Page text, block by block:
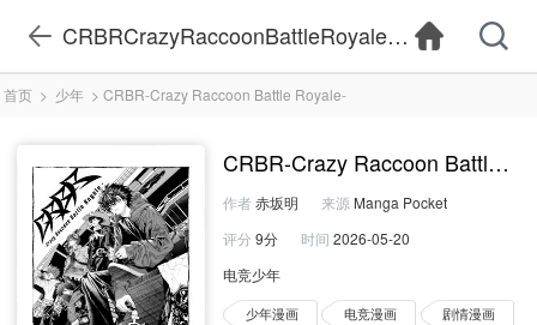
CRBRCrazyRaccoonBattleRoyale漫画在线观看
首页 > 少年 > CRBR-Crazy Raccoon Battle Royale-
CRBR-Crazy Raccoon Battle
作者 赤坂明 来源 Manga Pocket
评分 9分 时间 2026-05-20
电竞少年
少年漫画 电竞漫画 剧情漫画